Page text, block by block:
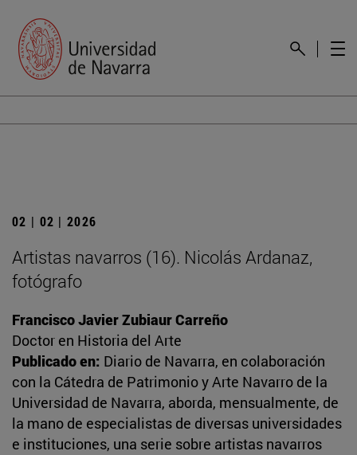
02 | 02 | 2026
Artistas navarros (16). Nicolás Ardanaz,
fotógrafo
Francisco Javier Zubiaur Carreño
Doctor en Historia del Arte
Publicado en: Diario de Navarra, en colaboración
con la Cátedra de Patrimonio y Arte Navarro de la
Universidad de Navarra, aborda, mensualmente, de
la mano de especialistas de diversas universidades
e instituciones, una serie sobre artistas navarros